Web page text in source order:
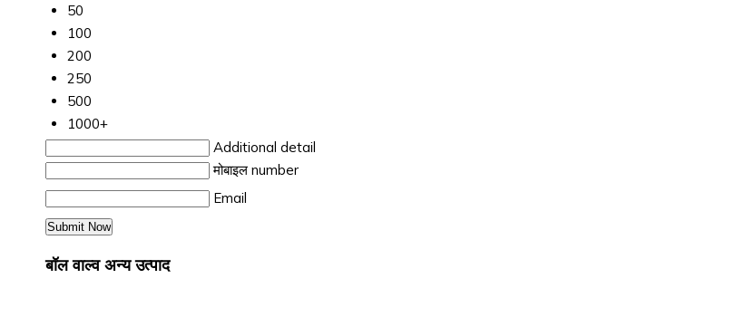
50
100
200
250
500
1000+
Additional detail
मोबाइल number
Email
बॉल वाल्व अन्य उत्पाद